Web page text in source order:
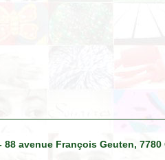
avenue François Geuten,